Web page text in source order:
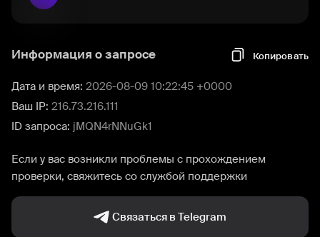
Информация о запросе Копировать
Дата и время: 2026-08-09 10:22:45 +0000
Ваш IP: 216.73.216.111
ID запроса: jMQN4rNNuGk1
Если у вас возникли проблемы с прохождением
проверки, свяжитесь со службой поддержки
Связаться в Telegram